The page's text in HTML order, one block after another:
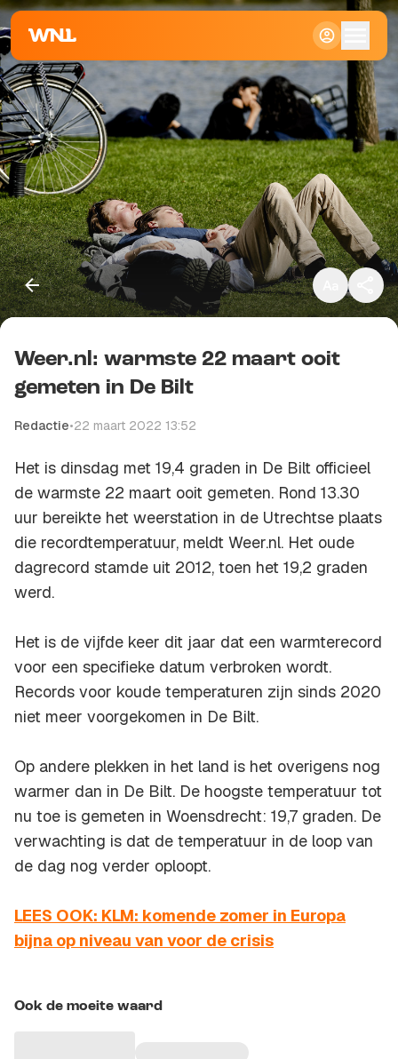
Klein
Standaard
Groot
Kopieer link
Weer.nl: warmste 22 maart ooit
gemeten in De Bilt
Redactie•22 maart 2022 13:52
Het is dinsdag met 19,4 graden in De Bilt officieel
de warmste 22 maart ooit gemeten. Rond 13.30
uur bereikte het weerstation in de Utrechtse plaats
die recordtemperatuur, meldt Weer.nl. Het oude
dagrecord stamde uit 2012, toen het 19,2 graden
werd.
Het is de vijfde keer dit jaar dat een warmterecord
voor een specifieke datum verbroken wordt.
Records voor koude temperaturen zijn sinds 2020
niet meer voorgekomen in De Bilt.
Op andere plekken in het land is het overigens nog
warmer dan in De Bilt. De hoogste temperatuur tot
nu toe is gemeten in Woensdrecht: 19,7 graden. De
verwachting is dat de temperatuur in de loop van
de dag nog verder oploopt.
LEES OOK: KLM: komende zomer in Europa
bijna op niveau van voor de crisis
Ook de moeite waard